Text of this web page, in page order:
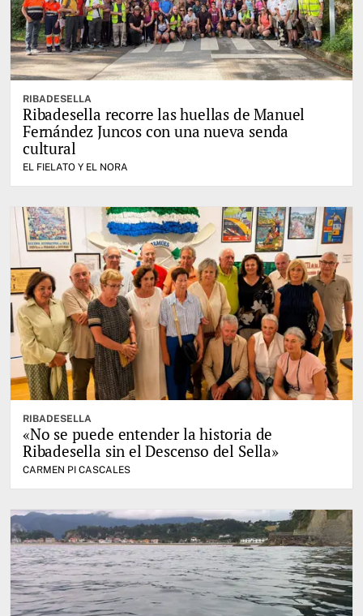
RIBADESELLA
Ribadesella recorre las huellas de Manuel
Fernández Juncos con una nueva senda
cultural
EL FIELATO Y EL NORA
RIBADESELLA
«No se puede entender la historia de
Ribadesella sin el Descenso del Sella»
CARMEN PI CASCALES